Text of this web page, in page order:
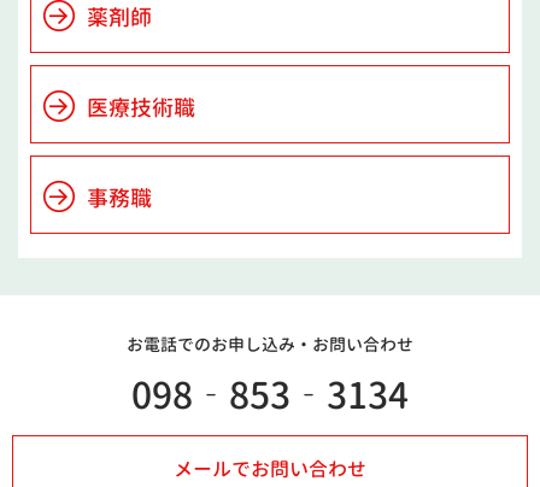
薬剤師
医療技術職
事務職
お電話でのお申し込み・ お問い合わせ
098‐853‐3134
メールでお問い合わせ